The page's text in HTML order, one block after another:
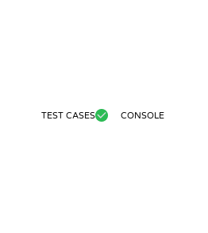
TEST CASES CONSOLE